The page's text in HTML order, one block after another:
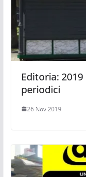
Editoria:
periodici
26 Nov 2019